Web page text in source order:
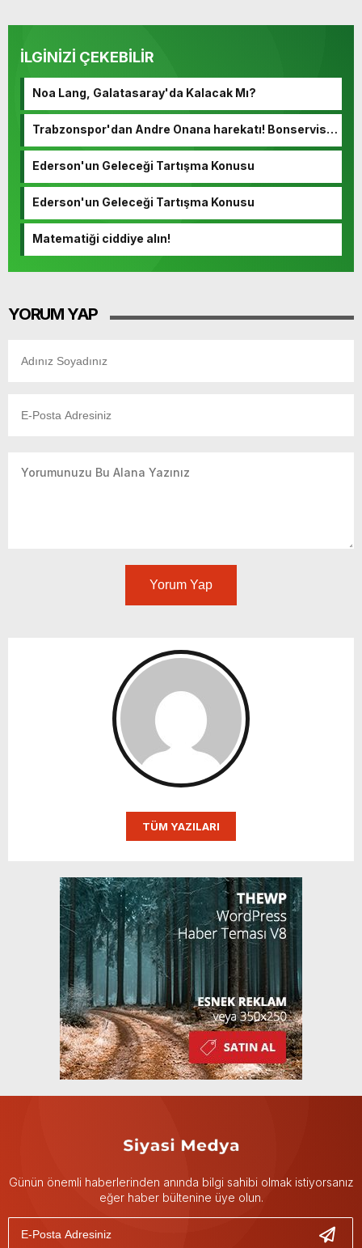
İLGİNİZİ ÇEKEBİLİR
Noa Lang, Galatasaray'da Kalacak Mı?
Trabzonspor'dan Andre Onana harekatı! Bonservisi
Ederson'un Geleceği Tartışma Konusu
Ederson'un Geleceği Tartışma Konusu
Matematiği ciddiye alın!
YORUM YAP
Yorum Yap
TÜM YAZILARI
Günün önemli haberlerinden anında bilgi sahibi olmak istiyorsanız
eğer haber bültenine üye olun.